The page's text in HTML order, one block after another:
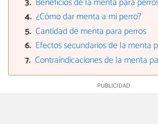
¿Cómo dar menta a mi perro?
Cantidad de menta para perros
Efectos secundarios de la menta
Contraindicaciones de la menta